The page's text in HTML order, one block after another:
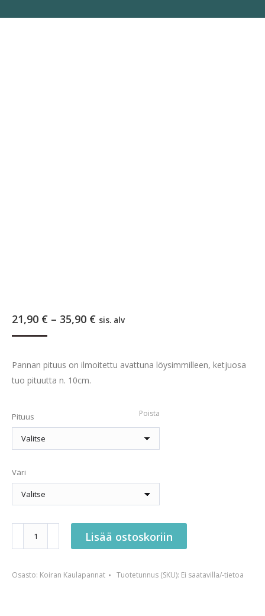
21,90 € – 35,90 €Hintaluokka:
35,90 €
sis. alv
Pannan pituus on ilmoitettu avattuna löysimmilleen, ketjuosa
tuo pituutta n. 10cm.
Pituus
Väri
Poista
määrä
Lisää ostoskoriin
Osasto: Koiran Kaulapannat Tuotetunnus (SKU): Ei saatavilla/-tietoa